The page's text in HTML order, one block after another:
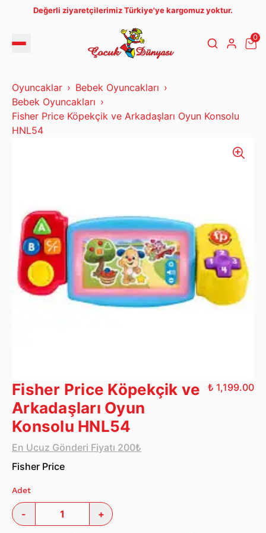
Değerli ziyaretçilerimiz Türkiye'ye kargomuz yoktur.
0
Oyuncaklar
Bebek Oyuncakları
Bebek Oyuncakları
Fisher Price Köpekçik ve Arkadaşları Oyun Konsolu
HNL54
Fisher Price Köpekçik ve
Arkadaşları Oyun
Konsolu HNL54
En Ucuz Gönderi Fiyatı 200₺
₺ 1,199.00
Fisher Price
Adet
- +